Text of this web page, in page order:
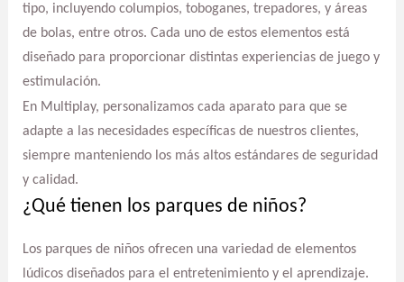
tipo, incluyendo columpios, toboganes, trepadores, y áreas
de bolas, entre otros. Cada uno de estos elementos está
diseñado para proporcionar distintas experiencias de juego y
estimulación.
En Multiplay, personalizamos cada aparato para que se
adapte a las necesidades específicas de nuestros clientes,
siempre manteniendo los más altos estándares de seguridad
y calidad.
¿Qué tienen los parques de niños?
Los parques de niños ofrecen una variedad de elementos
lúdicos diseñados para el entretenimiento y el aprendizaje.